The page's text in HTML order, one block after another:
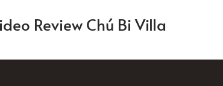
Review Chú Bi Villa